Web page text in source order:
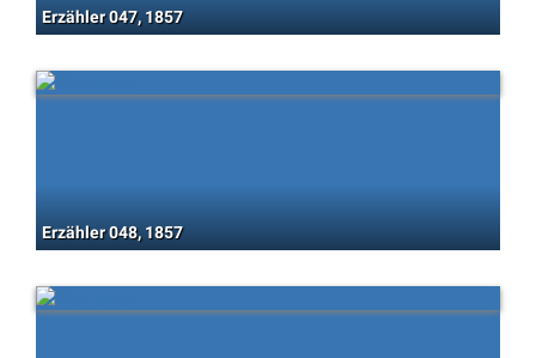
Erzähler 047, 1857
Erzähler 048, 1857